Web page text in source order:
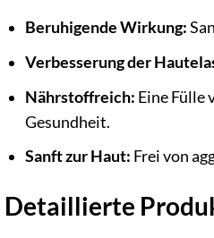
Beruhigende Wirkung:
Verbesserung der
Nährstoffreich: Eine Fülle
Gesundheit.
Sanft zur Haut: Frei von
Detaillierte